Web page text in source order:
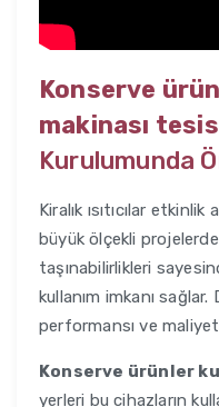
Konserve
makinası
Kurulumunda
Kiralık ısıtıcılar
büyük ölçekli
taşınabilirlikleri
kullanım imkanı
performansı ve
Konserve ürünler
yerleri bu cihazların